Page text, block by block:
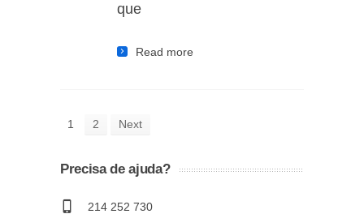
que
Read more
1 2 Next
Precisa de ajuda?
214 252 730